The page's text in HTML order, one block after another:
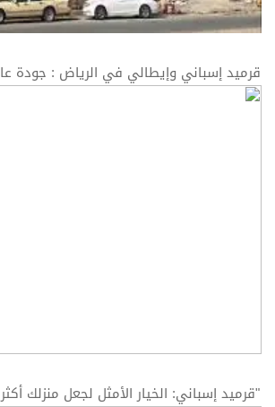
قرميد إسباني وإيطالي في الرياض : جودة
"قرميد إسباني: الخيار الأمثل لجعل منزلك